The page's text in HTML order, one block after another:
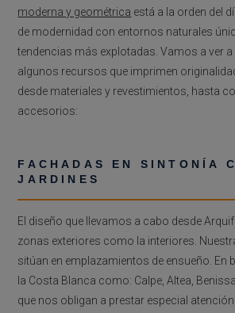
moderna y geométrica está a la orden del
de modernidad con entornos naturales
tendencias más explotadas. Vamos a ver
algunos recursos que imprimen
desde materiales y revestimientos, hasta
accesorios:
FACHADAS EN SINTONÍA
JARDINES
El diseño que llevamos a cabo desde
zonas exteriores como la interiores.
sitúan en emplazamientos de ensueño. En
la Costa Blanca como: Calpe, Altea,
que nos obligan a prestar especial